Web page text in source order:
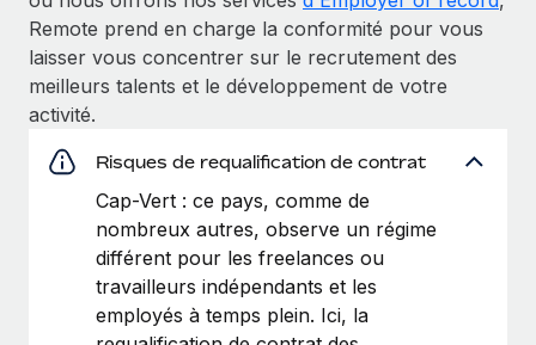
Remote prend en charge la conformité pour vous
laisser vous concentrer sur le recrutement des
meilleurs talents et le développement de votre
activité.
Risques de requalification de contrat
Cap-Vert : ce pays, comme de
nombreux autres, observe un régime
différent pour les freelances ou
travailleurs indépendants et les
employés à temps plein. Ici, la